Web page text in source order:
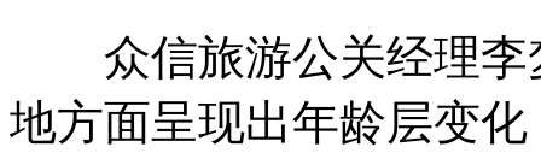
众信旅游公关经理李
地方面呈现出年龄层变